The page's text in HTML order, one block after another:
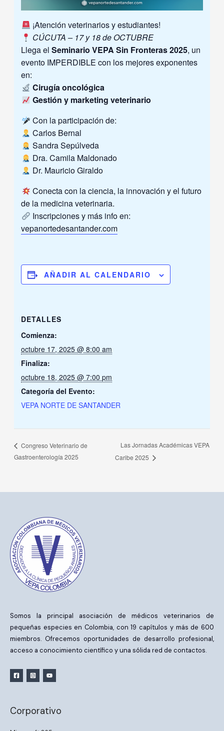
¡Atención veterinarios y estudiantes!
CÚCUTA – 17 y 18 de OCTUBRE
Llega elSeminario VEPA Sin Fronteras 2025, un
evento IMPERDIBLE con los mejores exponentes
en:
Cirugía oncológica
Gestión y marketing veterinario
Con la participación de:
Carlos Bernal
Sandra Sepúlveda
Dra. Camila Maldonado
Dr. Mauricio Giraldo
Conecta con la ciencia, la innovación y el futuro
de la medicina veterinaria.
Inscripciones y más info en:
vepanortedesantander.com
AÑADIR AL CALENDARIO
DETALLES
Comienza:
octubre 17, 2025 @ 8:00 am
Finaliza:
octubre 18, 2025 @ 7:00 pm
Categoría del Evento:
VEPA NORTE DE SANTANDER
Congreso Veterinario de
Gastroenterología 2025
Las Jornadas Académicas VEPA
Caribe 2025
Somos la principal asociación de médicos veterinarios de
pequeñas especies en Colombia, con 19 capítulos y más de 600
miembros. Ofrecemos oportunidades de desarrollo profesional,
acceso a conocimiento científico y una sólida red de contactos.
Corporativo